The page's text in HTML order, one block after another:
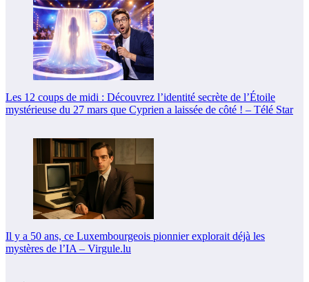
Les 12 coups de midi : Découvrez l’identité secrète de l’Étoile
mystérieuse du 27 mars que Cyprien a laissée de côté ! – Télé Star
Il y a 50 ans, ce Luxembourgeois pionnier explorait déjà les
mystères de l’IA – Virgule.lu